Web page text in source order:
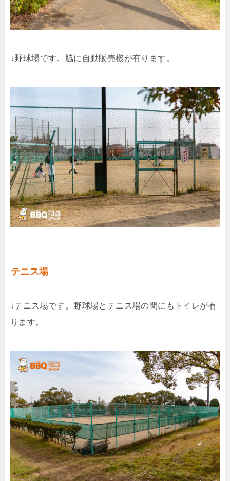
↓野球場です。脇に自動販売機が有ります。
テニス場
↓テニス場です。野球場とテニス場の間にもトイレが有
ります。